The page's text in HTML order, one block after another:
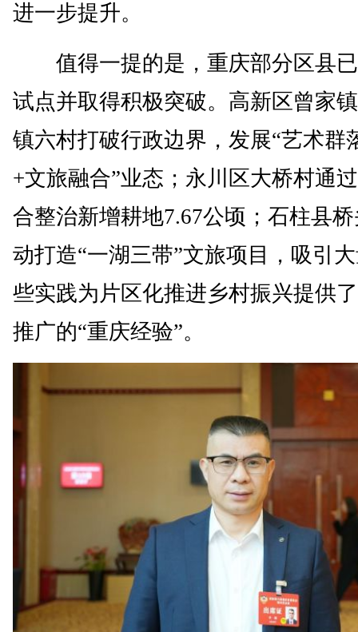
进一步提升。
值得一提的是，重庆部分区县已
试点并取得积极突破。高新区曾家
镇六村打破行政边界，发展“艺术群
+文旅融合”业态；永川区大桥村通
合整治新增耕地7.67公顷；石柱县
动打造“一湖三带”文旅项目，吸引
些实践为片区化推进乡村振兴提供
推广的“重庆经验”。